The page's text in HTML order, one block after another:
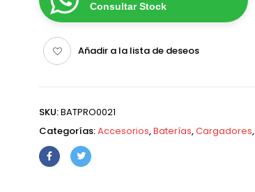
Consultar Stock
Añadir a la lista de deseos
SKU:BATPRO0021
Categorías:Accesorios,Baterías,Cargadores,